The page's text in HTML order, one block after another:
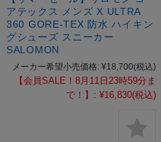
アテックス メンズ X ULTRA
360 GORE-TEX 防水 ハイキン
グシューズ スニーカー
SALOMON
メーカー希望小売価格: ¥18,700(税込)
【会員SALE！8月11日23時59分ま
で！】: ¥16,830(税込)